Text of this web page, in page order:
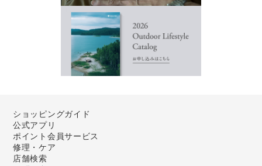
ショッピングガイド
公式アプリ
ポイント会員サービス
修理・ケア
店舗検索